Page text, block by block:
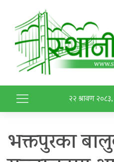
२२ श्रावण
भक्तपुरका